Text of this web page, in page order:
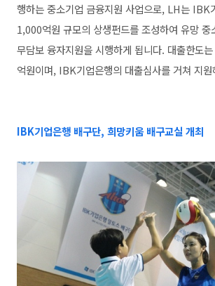
행하는 중소기업 금융지원 사업으로, LH는 IBK
1,000억원 규모의 상생펀드를 조성하여 유망 중
무담보 융자지원을 시행하게 됩니다. 대출한도
억원이며, IBK기업은행의 대출심사를 거쳐 지원
IBK기업은행 배구단, 희망키움 배구교실 개최